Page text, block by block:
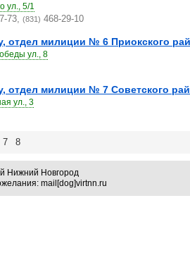
ул., 5/1
73, (831) 468-29-10
отдел милиции № 6 Приокского
ул., 8
отдел милиции № 7 Советского
ул., 3
7 8
Нижний Новгород
mail[dog]virtnn.ru